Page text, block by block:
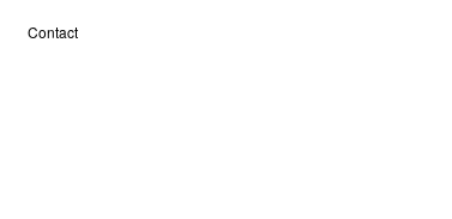
Contact